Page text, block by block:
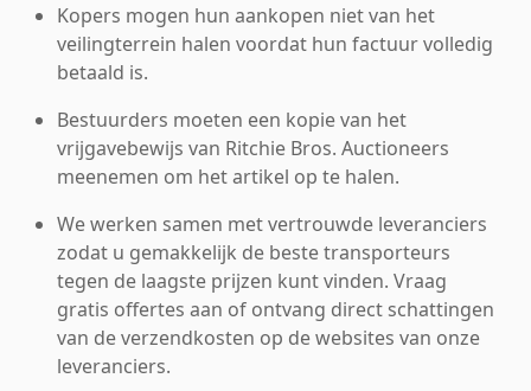
Kopers mogen hun aankopen niet van het
veilingterrein halen voordat hun factuur volledig
betaald is.
Bestuurders moeten een kopie van het
vrijgavebewijs van Ritchie Bros. Auctioneers
meenemen om het artikel op te halen.
We werken samen met vertrouwde leveranciers
zodat u gemakkelijk de beste transporteurs
tegen de laagste prijzen kunt vinden. Vraag
gratis offertes aan of ontvang direct schattingen
van de verzendkosten op de websites van onze
leveranciers.